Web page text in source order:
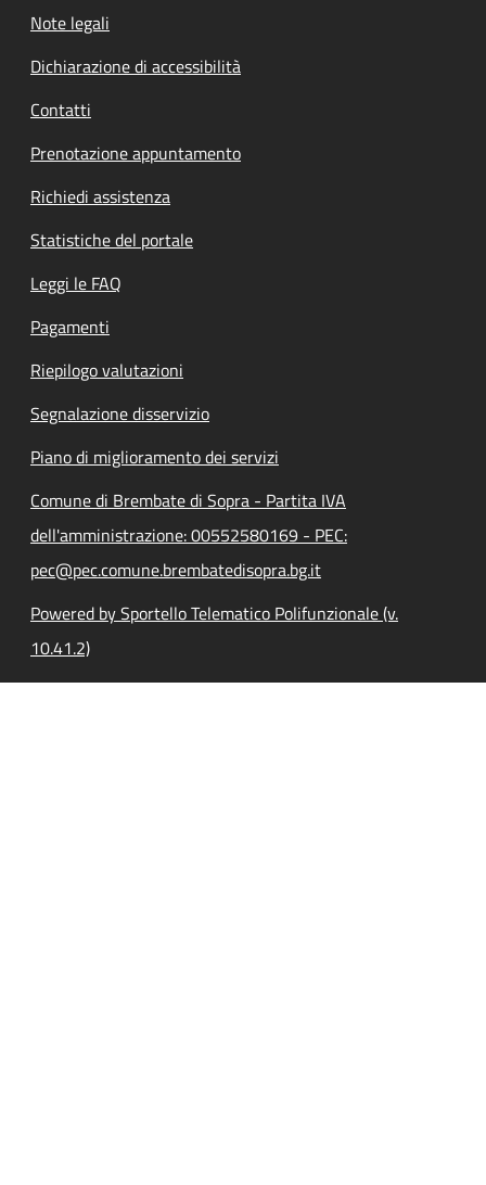
Note legali
Dichiarazione di accessibilità
Contatti
Prenotazione appuntamento
Richiedi assistenza
Statistiche del portale
Leggi le FAQ
Pagamenti
Riepilogo valutazioni
Segnalazione disservizio
Piano di miglioramento dei servizi
Comune di Brembate di Sopra - Partita IVA
dell'amministrazione: 00552580169 - PEC:
pec@pec.comune.brembatedisopra.bg.it
Powered by Sportello Telematico Polifunzionale (v.
10.41.2)